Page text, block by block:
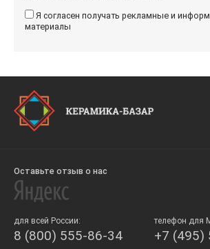
Я согласен получать рекламные и
материалы
Оставьте отзыв о нас
для всей России:
8 (800) 555-86-34
телефон для
+7 (495)